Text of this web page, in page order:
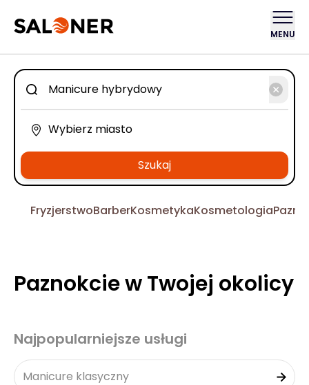
MENU
Szukaj
FryzjerstwoBarberKosmetykaKosmetologia
Paznokcie w Twojej okolicy
Najpopularniejsze usługi
Manicure klasyczny